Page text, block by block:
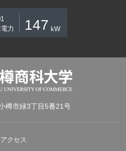
力
147 kW
樽市緑3丁目5番21号
アクセス